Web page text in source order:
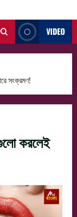
VIDEO
সংক্রমণ!
করলেই